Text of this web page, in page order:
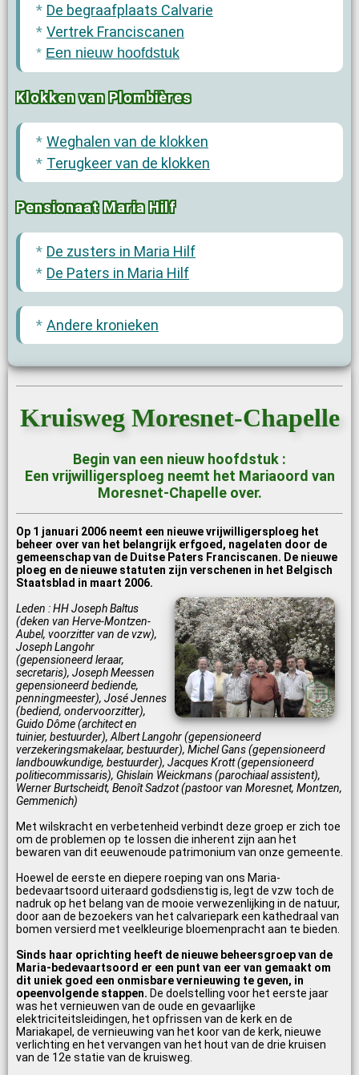
De begraafplaats Calvarie
Vertrek Franciscanen
Een nieuw hoofdstuk
Klokken van Plombières
Weghalen van de klokken
Terugkeer van de klokken
Pensionaat Maria Hilf
De zusters in Maria Hilf
De Paters in Maria Hilf
Andere kronieken
Kruisweg Moresnet-Chapelle
Begin van een nieuw hoofdstuk :
Een vrijwilligersploeg neemt het Mariaoord van
Moresnet-Chapelle over.
Op 1 januari 2006 neemt een nieuwe vrijwilligersploeg het
beheer over van het belangrijk erfgoed, nagelaten door de
gemeenschap van de Duitse Paters Franciscanen. De nieuwe
ploeg en de nieuwe statuten zijn verschenen in het Belgisch
Staatsblad in maart 2006.
Leden : HH Joseph Baltus
(deken van Herve-Montzen-
Aubel, voorzitter van de vzw),
Joseph Langohr
(gepensioneerd leraar,
secretaris), Joseph Meessen
gepensioneerd bediende,
penningmeester), José Jennes
(bediend, ondervoorzitter),
Guido Dôme (architect en
tuinier, bestuurder), Albert Langohr (gepensioneerd
verzekeringsmakelaar, bestuurder), Michel Gans (gepensioneerd
landbouwkundige, bestuurder), Jacques Krott (gepensioneerd
politiecommissaris), Ghislain Weickmans (parochiaal assistent),
Werner Burtscheidt, Benoît Sadzot (pastoor van Moresnet, Montzen,
Gemmenich)
Met wilskracht en verbetenheid verbindt deze groep er zich toe
om de problemen op te lossen die inherent zijn aan het
bewaren van dit eeuwenoude patrimonium van onze gemeente.
Hoewel de eerste en diepere roeping van ons Maria-
bedevaartsoord uiteraard godsdienstig is, legt de vzw toch de
nadruk op het belang van de mooie verwezenlijking in de natuur,
door aan de bezoekers van het calvariepark een kathedraal van
bomen versierd met veelkleurige bloemenpracht aan te bieden.
Sinds haar oprichting heeft de nieuwe beheersgroep van de
Maria-bedevaartsoord er een punt van eer van gemaakt om
dit uniek goed een onmisbare vernieuwing te geven, in
opeenvolgende stappen. De doelstelling voor het eerste jaar
was het vernieuwen van de oude en gevaarlijke
elektriciteitsleidingen, het opfrissen van de kerk en de
Mariakapel, de vernieuwing van het koor van de kerk, nieuwe
verlichting en het vervangen van het hout van de drie kruisen
van de 12e statie van de kruisweg.